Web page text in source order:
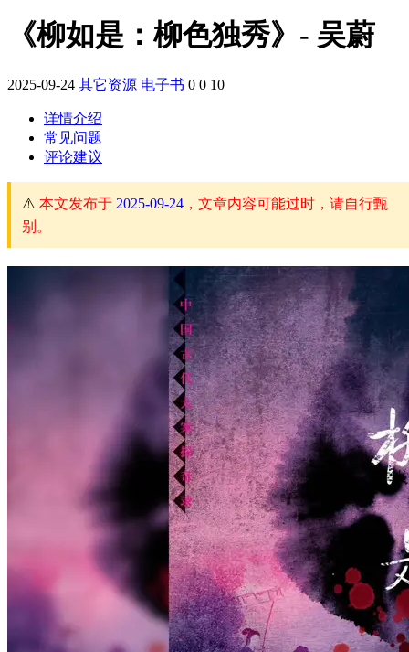
《柳如是：柳色独秀》- 吴蔚
2025-09-24 其它资源 电子书 0 0 10
详情介绍
常见问题
评论建议
⚠️ 本文发布于 2025-09-24 ，文章内容可能过时，请自行甄
别。